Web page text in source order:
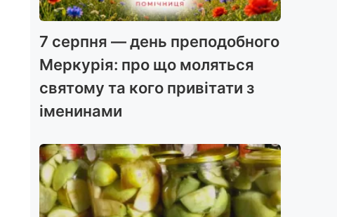
7 серпня — день преподобного
Меркурія: про що моляться
святому та кого привітати з
іменинами